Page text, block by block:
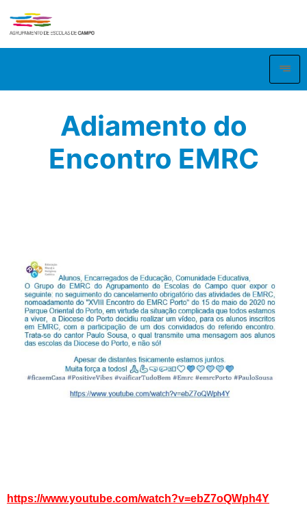
Adiamento do
Encontro EMRC
https://www.youtube.com/watch?v=ebZ7oQWph4Y